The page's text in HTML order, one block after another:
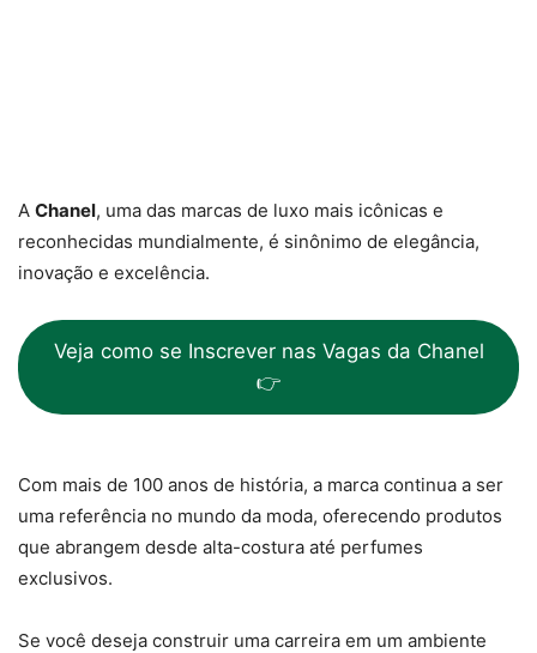
A Chanel, uma das marcas de luxo mais icônicas e
reconhecidas mundialmente, é sinônimo de elegância,
inovação e excelência.
Veja como se Inscrever nas Vagas da Chanel
👉
Com mais de 100 anos de história, a marca continua a ser
uma referência no mundo da moda, oferecendo produtos
que abrangem desde alta-costura até perfumes
exclusivos.
Se você deseja construir uma carreira em um ambiente